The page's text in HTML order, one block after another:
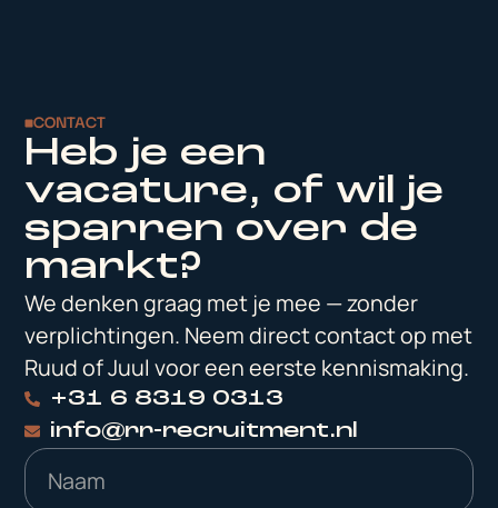
CONTACT
Heb je een
vacature, of wil je
sparren over de
markt?
We denken graag met je mee — zonder
verplichtingen. Neem direct contact op met
Ruud of Juul voor een eerste kennismaking.
+31 6 8319 0313
info@rr-recruitment.nl